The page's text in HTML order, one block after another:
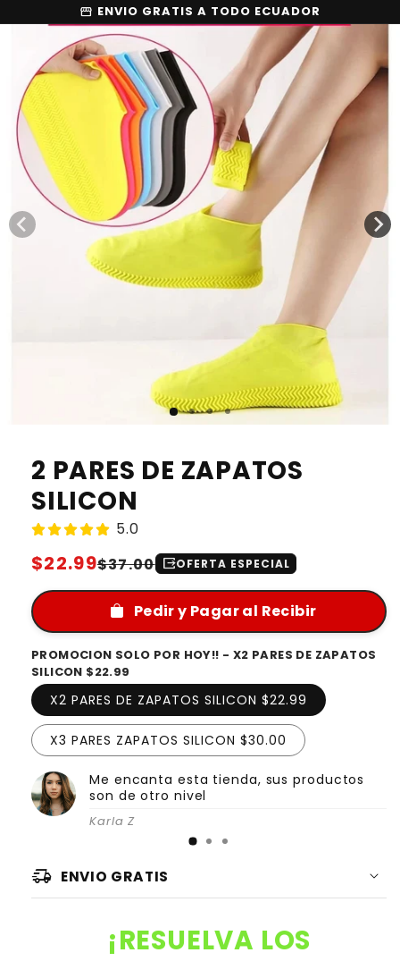
content
storefront ENVIO GRATIS A TODO ECUADOR
Skip to
product
information
2 PARES DE ZAPATOS
SILICON
5.0
Regular
price
$22.99
Sale
price
$37.00 outputOFERTA ESPECIAL
Pedir y Pagar al Recibir
PROMOCION SOLO POR HOY!! - X2 PARES DE ZAPATOS
SILICON $22.99
X2 PARES DE ZAPATOS SILICON $22.99
X3 PARES ZAPATOS SILICON $30.00
Me encanta esta tienda, sus productos
son de otro nivel
Karla Z
delivery_truck_speed ENVIO GRATIS
¡RESUELVA LOS